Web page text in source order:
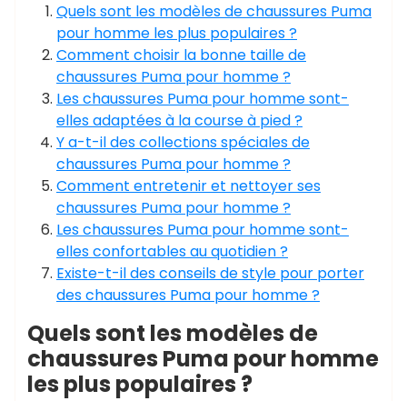
Quels sont les modèles de chaussures Puma
pour homme les plus populaires ?
Comment choisir la bonne taille de
chaussures Puma pour homme ?
Les chaussures Puma pour homme sont-
elles adaptées à la course à pied ?
Y a-t-il des collections spéciales de
chaussures Puma pour homme ?
Comment entretenir et nettoyer ses
chaussures Puma pour homme ?
Les chaussures Puma pour homme sont-
elles confortables au quotidien ?
Existe-t-il des conseils de style pour porter
des chaussures Puma pour homme ?
Quels sont les modèles de
chaussures Puma pour homme
les plus populaires ?